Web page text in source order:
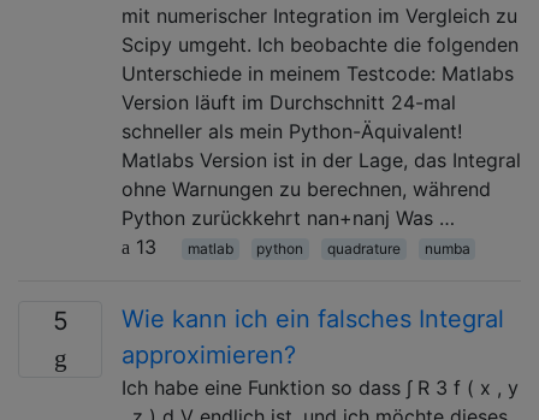
mit numerischer Integration im Vergleich zu
Scipy umgeht. Ich beobachte die folgenden
Unterschiede in meinem Testcode: Matlabs
Version läuft im Durchschnitt 24-mal
schneller als mein Python-Äquivalent!
Matlabs Version ist in der Lage, das Integral
ohne Warnungen zu berechnen, während
Python zurückkehrt nan+nanj Was …
13
matlab python quadrature numba
5
Wie kann ich ein falsches Integral
approximieren?
Ich habe eine Funktion so dass ∫ R 3 f ( x , y